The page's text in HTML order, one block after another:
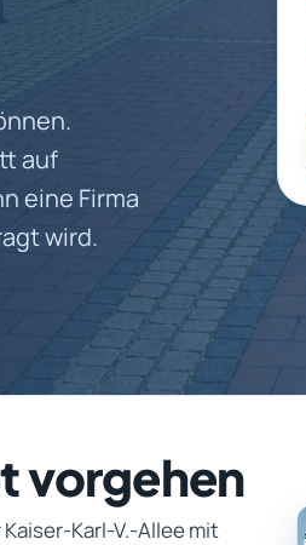
auf
eine Firma
wird.
vorgehen
Karl-V.-Allee mit